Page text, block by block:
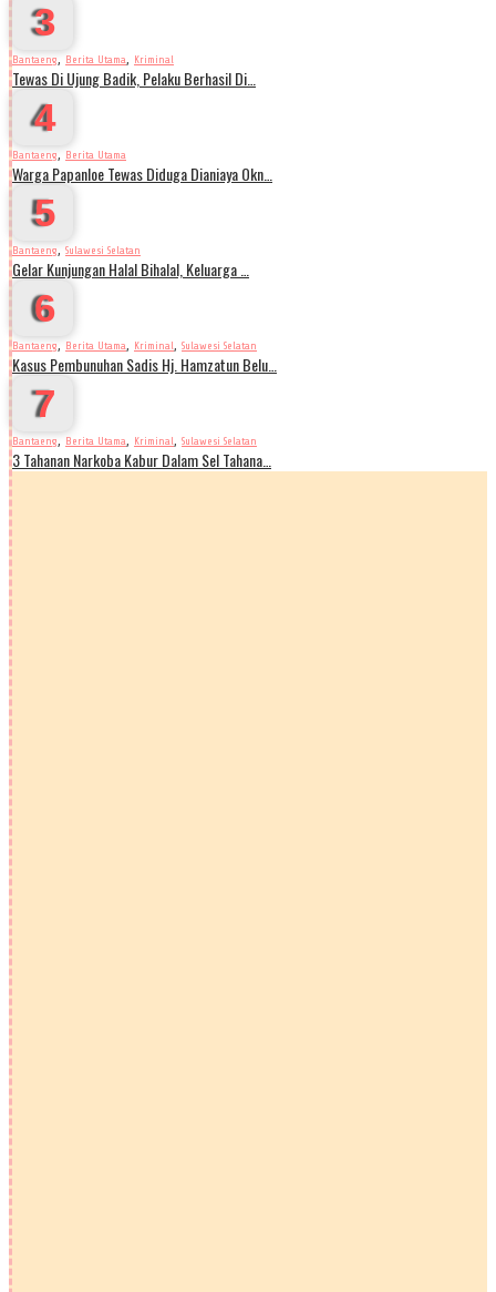
3
Bantaeng, Berita Utama, Kriminal
Tewas Di Ujung Badik, Pelaku Berhasil Di…
4
Bantaeng, Berita Utama
Warga Papanloe Tewas Diduga Dianiaya Okn…
5
Bantaeng, Sulawesi Selatan
Gelar Kunjungan Halal Bihalal, Keluarga …
6
Bantaeng, Berita Utama, Kriminal, Sulawesi Selatan
Kasus Pembunuhan Sadis Hj. Hamzatun Belu…
7
Bantaeng, Berita Utama, Kriminal, Sulawesi Selatan
3 Tahanan Narkoba Kabur Dalam Sel Tahana…